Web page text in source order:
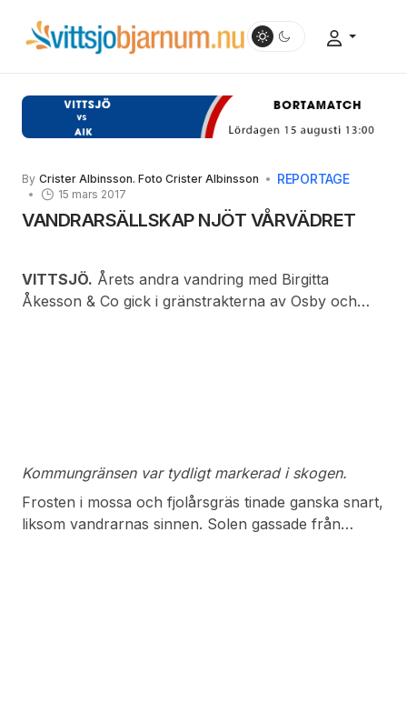
By Crister Albinsson. Foto Crister Albinsson REPORTAGE
15 mars 2017
VANDRARSÄLLSKAP NJÖT VÅRVÄDRET
VITTSJÖ. Årets andra vandring med Birgitta
Åkesson & Co gick i gränstrakterna av Osby och
Kommungränsen var tydligt markerad i skogen.
Frosten i mossa och fjolårsgräs tinade ganska snart,
liksom vandrarnas sinnen. Solen gassade från